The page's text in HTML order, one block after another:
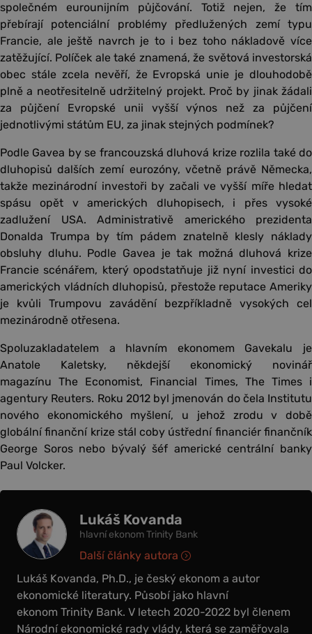
společném eurounijním půjčování. Totiž nejen, že tím
přebírají potenciální problémy předlužených zemí typu
Francie, ale ještě navrch je to i bez toho nákladově více
zatěžující. Políček ale také znamená, že světová investorská
obec stále zcela nevěří, že Evropská unie je dlouhodobě
plně a neotřesitelně udržitelný projekt. Proč by jinak žádali
za půjčení Evropské unii vyšší výnos než za půjčení
jednotlivými státům EU, za jinak stejných podmínek?
Podle Gavea by se francouzská dluhová krize rozlila také do
dluhopisů dalších zemí eurozóny, včetně právě Německa,
takže mezinárodní investoři by začali ve vyšší míře hledat
spásu opět v amerických dluhopisech, i přes vysoké
zadlužení USA. Administrativě amerického prezidenta
Donalda Trumpa by tím pádem znatelně klesly náklady
obsluhy dluhu. Podle Gavea je tak možná dluhová krize
Francie scénářem, který opodstatňuje již nyní investici do
amerických vládních dluhopisů, přestože reputace Ameriky
je kvůli Trumpovu zavádění bezpříkladně vysokých cel
mezinárodně otřesena.
Spoluzakladatelem a hlavním ekonomem Gavekalu je
Anatole Kaletsky, někdejší ekonomický novinář
magazínu The Economist, Financial Times, The Times i
agentury Reuters. Roku 2012 byl jmenován do čela Institutu
nového ekonomického myšlení, u jehož zrodu v době
globální finanční krize stál coby ústřední financiér finančník
George Soros nebo bývalý šéf americké centrální banky
Paul Volcker.
Lukáš Kovanda
hlavní ekonom Trinity Bank
Lukáš Kovanda, Ph.D., je český ekonom a autor
ekonomické literatury. Působí jako hlavní
ekonom Trinity Bank. V letech 2020-2022 byl členem
Národní ekonomické rady vlády, která se zaměřovala
Další články autora